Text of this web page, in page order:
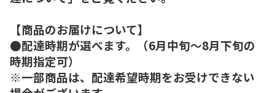
【商品のお届けについて】
●配達時期が選べます。（6月中旬～8月下旬の
時期指定可）
※一部商品は、配達希望時期をお受けできない